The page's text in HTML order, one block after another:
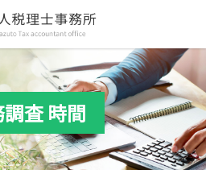
査 時間